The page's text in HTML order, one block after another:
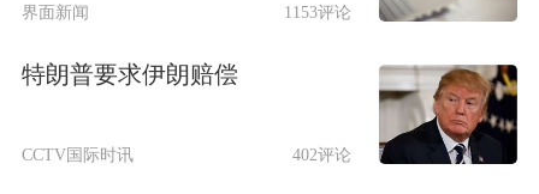
界面新闻 1153评论
特朗普要求伊朗赔偿
CCTV国际时讯 402评论